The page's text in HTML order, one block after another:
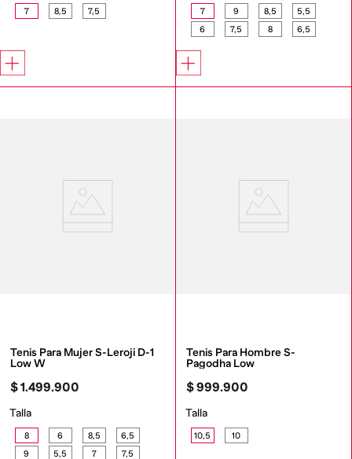
7 8,5 7,5 7 9 8,5
5,5
6
7,5 8 6,5
Tenis Para Mujer S-Leroji D-1
Low W
$1.499.900
Talla
8 6 8,5
6,5
9
5,5 7 7,5
Tenis Para Hombre S-
Pagodha Low
$999.900
Talla
10,5 10